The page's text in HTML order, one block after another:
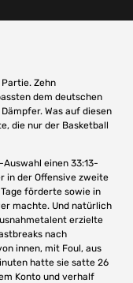
Zehn
dem deutschen
Was auf diesen
die nur der Basketball
einen 33:13-
in der Offensive zweite
Tage förderte sowie in
machte. Und natürlich
erzielte
nach
innen, mit Foul, aus
hatte sie satte 26
Konto und verhalf